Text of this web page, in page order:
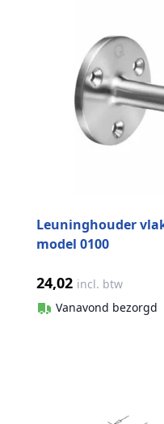
Leuninghouder
model 0100
24,02 incl. btw
Vanavond bezorgd